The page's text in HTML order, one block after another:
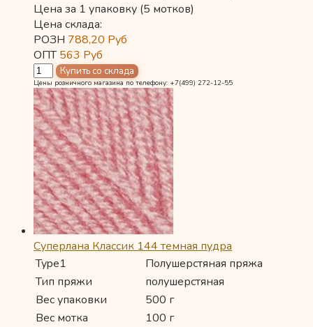
Цена за 1 упаковку (5 мотков)
Цена склада:
РОЗН 788,20 Руб
ОПТ563 Руб
Цены розничного магазина по телефону: +7(499) 272-12-55
Суперлана Классик 144 темная пудра
Type1
Полушерстяная пряжа
Тип пряжи
полушерстяная
Вес упаковки
500 г
Вес мотка
100 г